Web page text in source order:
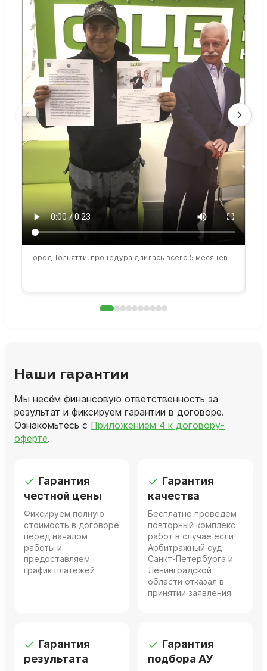
Город Тольятти, процедура длилась всего 5 месяцев
Наши гарантии
Мы несём финансовую ответственность за
результат и фиксируем гарантии в договоре.
Ознакомьтесь с Приложением 4 к договору-
оферте.
Гарантия
честной цены
Фиксируем полную
стоимость в договоре
перед началом
работы и
предоставляем
график платежей
Гарантия
качества
Бесплатно проведем
повторный комплекс
работ в случае если
Арбитражный суд
Санкт-Петербурга и
Ленинградской
области отказал в
принятии заявления
Гарантия
результата
Гарантия
подбора АУ